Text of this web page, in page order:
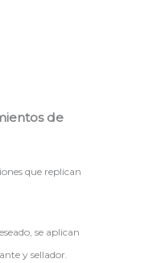
de
que replican
se aplican
y sellador.